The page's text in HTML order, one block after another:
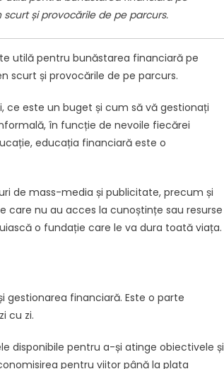
și provocările de pe parcurs.
utilă pentru bunăstarea financiară pe
scurt și provocările de pe parcurs.
este un buget și cum să vă gestionați
în funcție de nevoile fiecărei
educația financiară este o
de mass-media și publicitate, precum și
care nu au acces la cunoștințe sau resurse
o fundație care le va dura toată viața.
gestionarea financiară. Este o parte
cu zi.
disponibile pentru a-și atinge obiectivele și
pentru viitor până la plata